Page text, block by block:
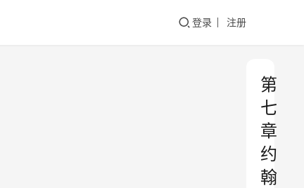
登录 注册
第
七
章
约
翰